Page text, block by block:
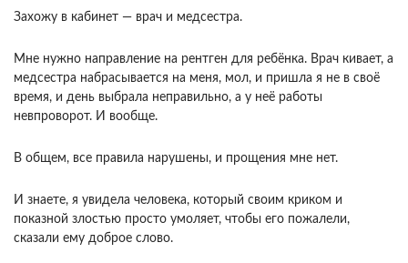
Захожу в кабинет — врач и медсестра.
Мне нужно направление на рентген для ребёнка. Врач кивает, а
медсестра набрасывается на меня, мол, и пришла я не в своё
время, и день выбрала неправильно, а у неё работы
невпроворот. И вообще.
В общем, все правила нарушены, и прощения мне нет.
И знаете, я увидела человека, который своим криком и
показной злостью просто умоляет, чтобы его пожалели,
сказали ему доброе слово.